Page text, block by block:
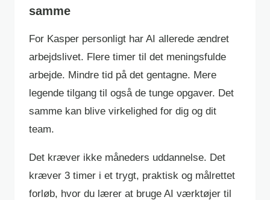
samme
For Kasper personligt har AI allerede ændret
arbejdslivet. Flere timer til det meningsfulde
arbejde. Mindre tid på det gentagne. Mere
legende tilgang til også de tunge opgaver. Det
samme kan blive virkelighed for dig og dit
team.
Det kræver ikke måneders uddannelse. Det
kræver 3 timer i et trygt, praktisk og målrettet
forløb, hvor du lærer at bruge AI værktøjer til